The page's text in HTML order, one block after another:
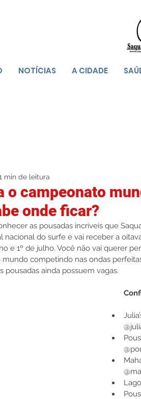
NOTÍCIAS A CIDADE
o campeonato
onde ficar?
min de leitura
as pousadas incríveis que
nacional do surfe e vai receber a
e 1º de julho. Você não vai querer
competindo nas ondas
pousadas ainda possuem vagas.
@
@